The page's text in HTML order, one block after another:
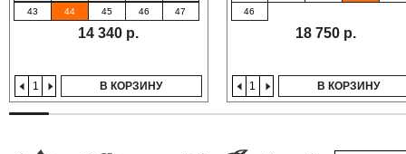
43
44 45 46 47
14 340 р.
В КОРЗИНУ
46
18 750 р.
В КОРЗИНУ